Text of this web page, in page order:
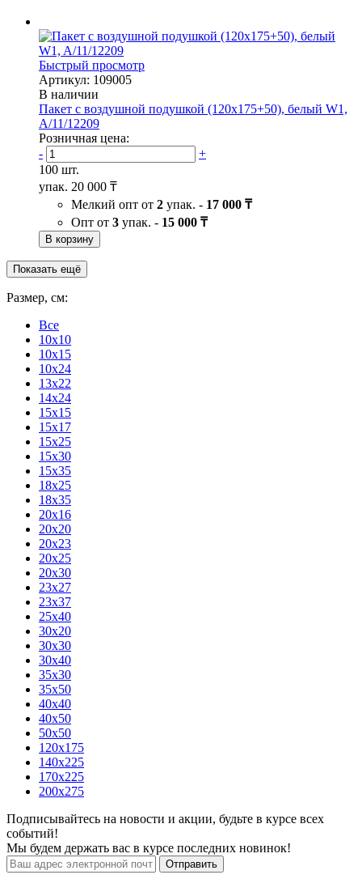
Быстрый просмотр
Артикул: 109005
В наличии
Пакет с воздушной подушкой (120х175+50), белый W1,
A/11/12209
Розничная цена:
-
+
100 шт.
упак. 20 000 ₸
Мелкий опт от 2 упак. - 17 000 ₸
Опт от 3 упак. - 15 000 ₸
В корзину
Показать ещё
Размер, см:
Все
10x10
10x15
10x24
13x22
14x24
15x15
15x17
15x25
15x30
15x35
18x25
18x35
20x16
20x20
20x23
20x25
20x30
23x27
23x37
25x40
30x20
30x30
30x40
35x30
35x50
40x40
40x50
50x50
120х175
140х225
170х225
200х275
Подписывайтесь на новости и акции, будьте в курсе всех
событий!
Мы будем держать вас в курсе последних новинок!